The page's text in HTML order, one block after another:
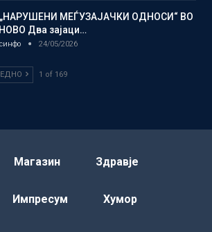
„НАРУШЕНИ МЕЃУЗАЈАЧКИ ОДНОСИ“ ВО
Два зајаци…
24/05/2026
1 of 169
Магазин Здравје
Импресум Хумор